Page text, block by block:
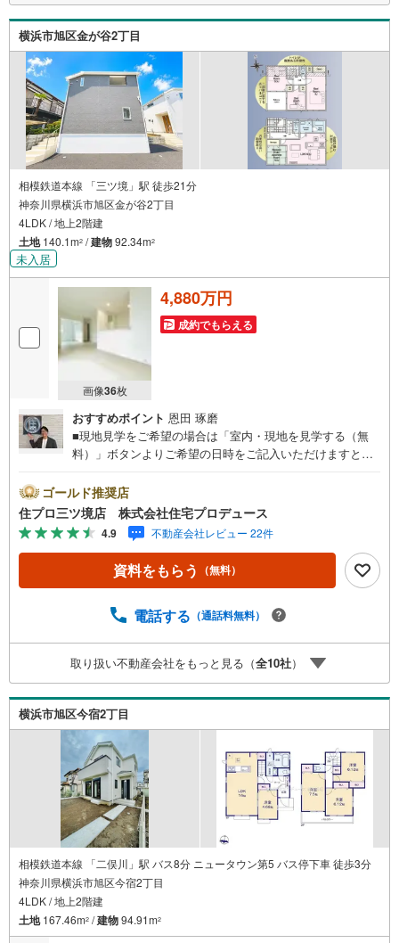
「Yahoo！ 不動産 物件ご成約キャンペーン」の対象になります。
「資料をもらう」「見学予約をする」ボタンからお問い合わせください。
※必ずYahoo！ JAPAN IDでログインしてください。
※PayPayボーナスライトは出金と譲渡はできません。有効期限は付与日か
ら60日です。
ーーーーーーーーーーーーーーーーーーーーーーーーーー
紹介金融機関/都市銀行
利率/年利 0.95％（変動金利）
※上記金利は 2026年8月時点 のものであり、実際の適用金利は融資実行時
のものとなります。金利情勢により表記の返済額と異なる場合がありま
す。
ーーーーーーーーーーーーーーーーーーーーーーーーー
横浜市旭区金が谷2丁目
相模鉄道本線 「三ツ境」駅 徒歩21分
神奈川県横浜市旭区金が谷2丁目
4LDK / 地上2階建
土地140.1m2 /建物92.34m2
未入居
画像36枚
4,880万円
成約でもらえる
おすすめポイント 恩田 琢磨
■現地見学をご希望の場合は「室内・現地を見学する（無
料）」ボタンよりご希望の日時をご記入いただけますとス
泉区・戸塚区・保土ケ谷区・大和市の不動産売買専門会社
です！ 最新物件情報や当社限定の物件情報も多数ご用意！
お気軽にお問合せ下さい!! -------------- 弊社独自の住宅ローン
提案システム 弊社ではファイナンシャル専門スタッフによ
る【丁寧な資金アドバイス】【ファイナンシャルプラン提
案書の作成】を随時行っております。意外に知らないお客
加入できる無料の生命保険】【13年間もらえる、国からの
後から始まる【住宅ローン返済】65歳以上から必要になる
【老後の費用負担】住宅探しの【このタイミング】で不安
な部分を明確にしていきませんか？？ --------------
ゴールド推奨店
住プロ三ツ境店 株式会社住宅プロデュース
4.9 不動産会社レビュー 22件
資料をもらう （無料）
電話する （通話料無料）
取り扱い不動産会社をもっと見る（全10社）
横浜市旭区今宿2丁目
相模鉄道本線 「二俣川」駅 バス8分 ニュータウン第5 バス停下車 徒歩3分
神奈川県横浜市旭区今宿2丁目
4LDK / 地上2階建
土地167.46m2 /建物94.91m2